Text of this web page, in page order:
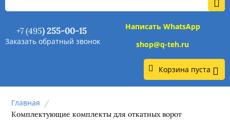
+7 (495) 255-00-15
Заказать обратный звонок
Написать WhatsApp
shop@q-teh.ru
Корзина пуста
Главная
/
Комплектующие комплекты для откатных ворот